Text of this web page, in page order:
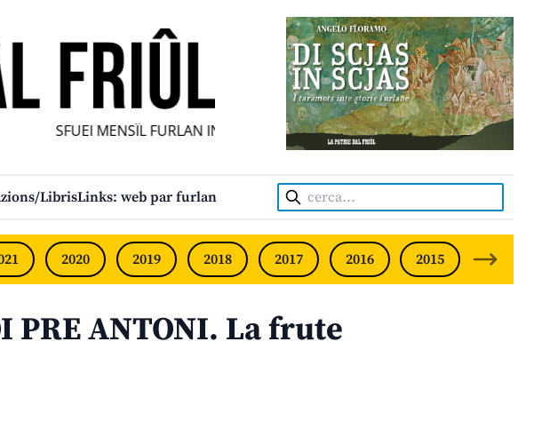
SFUEI MENSÎL FURLAN INDIPENDENT • INDEPENDENT FRIULIAN
LibrisLinks: web par furlan Cerca:
2020 2019 2018 2017 2016 2015 2014
PRE ANTONI. La frute